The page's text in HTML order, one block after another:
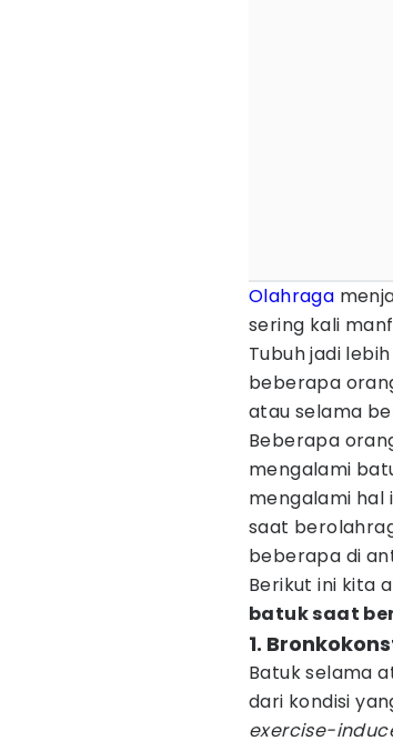
Olahraga
sering kali
Tubuh jadi lebih
beberapa
atau selama
Beberapa
mengalami
mengalami hal
saat
beberapa di
Berikut ini kita
batuk saat
1.
Batuk selama
dari kondisi
exercise-